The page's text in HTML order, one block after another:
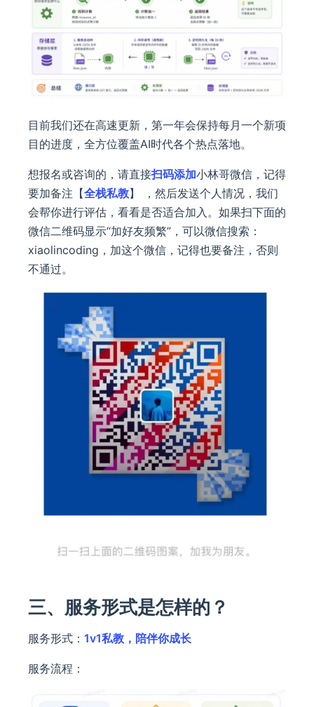
目前我们还在高速更新，第一年会保持每月一个新项
目的进度，全方位覆盖AI时代各个热点落地。
想报名或咨询的，请直接扫码添加小林哥微信，记得
要加备注【全栈私教】 ，然后发送个人情况，我们
会帮你进行评估，看看是否适合加入。如果扫下面的
微信二维码显示“加好友频繁”，可以微信搜索：
xiaolincoding，加这个微信，记得也要备注，否则
不通过。
三、服务形式是怎样的？
服务形式： 1v1私教，陪伴你成长
服务流程：